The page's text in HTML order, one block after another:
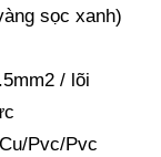
sọc xanh)
/ lõi
Pvc/Pvc